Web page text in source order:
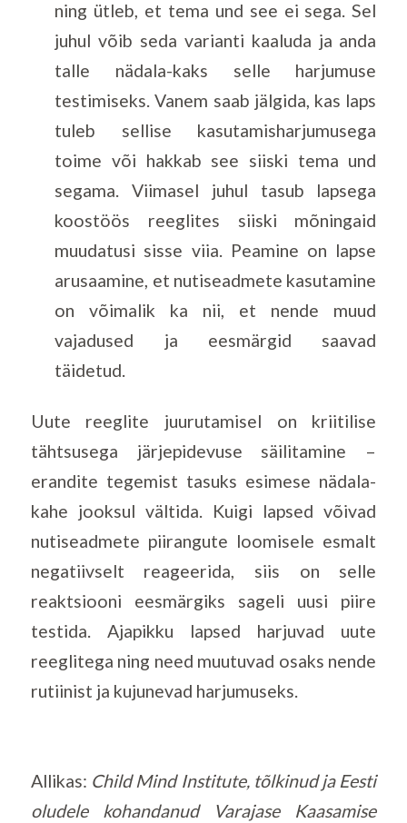
ning ütleb, et tema und see ei sega. Sel
juhul võib seda varianti kaaluda ja anda
talle nädala-kaks selle harjumuse
testimiseks. Vanem saab jälgida, kas laps
tuleb sellise kasutamisharjumusega
toime või hakkab see siiski tema und
segama. Viimasel juhul tasub lapsega
koostöös reeglites siiski mõningaid
muudatusi sisse viia. Peamine on lapse
arusaamine, et nutiseadmete kasutamine
on võimalik ka nii, et nende muud
vajadused ja eesmärgid saavad
täidetud.
Uute reeglite juurutamisel on kriitilise
tähtsusega järjepidevuse säilitamine –
erandite tegemist tasuks esimese nädala-
kahe jooksul vältida. Kuigi lapsed võivad
nutiseadmete piirangute loomisele esmalt
negatiivselt reageerida, siis on selle
reaktsiooni eesmärgiks sageli uusi piire
testida. Ajapikku lapsed harjuvad uute
reeglitega ning need muutuvad osaks nende
rutiinist ja kujunevad harjumuseks.
Allikas: Child Mind Institute, tõlkinud ja Eesti
oludele kohandanud Varajase Kaasamise